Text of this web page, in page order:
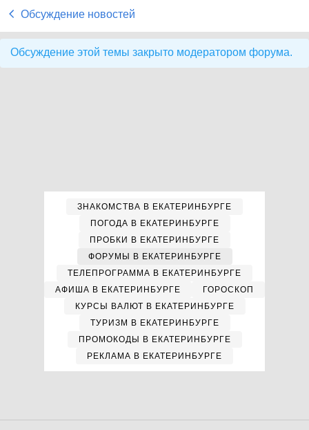
Обсуждение новостей
Обсуждение этой темы закрыто модератором форума.
ЗНАКОМСТВА В ЕКАТЕРИНБУРГЕ
ПОГОДА В ЕКАТЕРИНБУРГЕ
ПРОБКИ В ЕКАТЕРИНБУРГЕ
ФОРУМЫ В ЕКАТЕРИНБУРГЕ
ТЕЛЕПРОГРАММА В ЕКАТЕРИНБУРГЕ
АФИША В ЕКАТЕРИНБУРГЕ
ГОРОСКОП
КУРСЫ ВАЛЮТ В ЕКАТЕРИНБУРГЕ
ТУРИЗМ В ЕКАТЕРИНБУРГЕ
ПРОМОКОДЫ В ЕКАТЕРИНБУРГЕ
РЕКЛАМА В ЕКАТЕРИНБУРГЕ